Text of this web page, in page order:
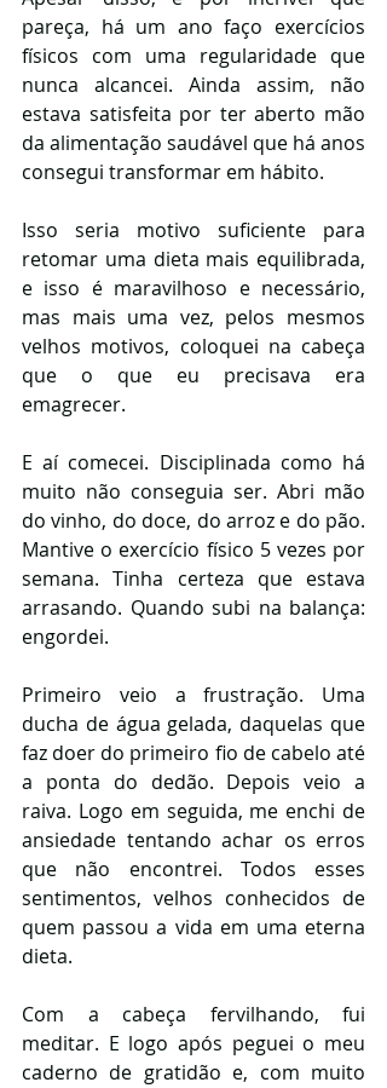
pareça, há um ano faço exercícios
físicos com uma regularidade que
nunca alcancei. Ainda assim, não
estava satisfeita por ter aberto mão
da alimentação saudável que há anos
consegui transformar em hábito.
Isso seria motivo suficiente para
retomar uma dieta mais equilibrada,
e isso é maravilhoso e necessário,
mas mais uma vez, pelos mesmos
velhos motivos, coloquei na cabeça
que o que eu precisava era
emagrecer.
E aí comecei. Disciplinada como há
muito não conseguia ser. Abri mão
do vinho, do doce, do arroz e do pão.
Mantive o exercício físico 5 vezes por
semana. Tinha certeza que estava
arrasando. Quando subi na balança:
engordei.
Primeiro veio a frustração. Uma
ducha de água gelada, daquelas que
faz doer do primeiro fio de cabelo até
a ponta do dedão. Depois veio a
raiva. Logo em seguida, me enchi de
ansiedade tentando achar os erros
que não encontrei. Todos esses
sentimentos, velhos conhecidos de
quem passou a vida em uma eterna
dieta.
Com a cabeça fervilhando, fui
meditar. E logo após peguei o meu
caderno de gratidão e, com muito